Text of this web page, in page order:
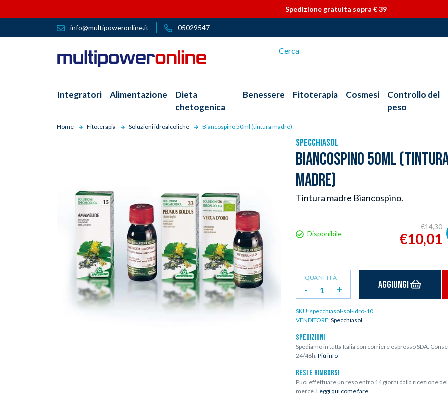
Spedizione gratuita sopra € 39
info@multipoweronline.it 05029547
Integratori Alimentazione
Dieta
chetogenica
Benessere Fitoterapia Cosmesi
Controllo del
peso
Home Fitoterapia Soluzioni idroalcoliche Biancospino 50ml (tintura madre)
SPECCHIASOL
BIANCOSPINO 50ML
MADRE)
Tintura madre Biancospino.
Disponibile
€14,30
€10,01
QUANTITÀ
- + Aggiungi
SKU: specchiasol-sol-idro-10
VENDITORE:Specchiasol
SPEDIZIONI
Spediamo in tutta Italia con corriere espresso SDA.
24/48h. Più info
RESI E RIMBORSI
Puoi effettuare un reso entro 14 giorni dalla ricezione
merce. Leggi qui come fare